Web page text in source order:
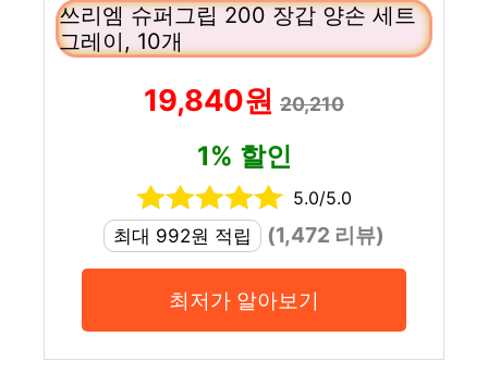
쓰리엠 슈퍼그립 200 장갑 양손 세트
그레이, 10개
19,840원 20,210
1% 할인
5.0/5.0
최대 992원 적립
(1,472 리뷰)
최저가 알아보기